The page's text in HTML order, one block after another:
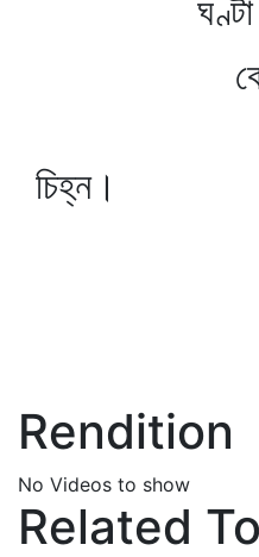
ঘণ্টা
কেবল
সাদা
চিহ্ন।
Rendition
No Videos to show
Related